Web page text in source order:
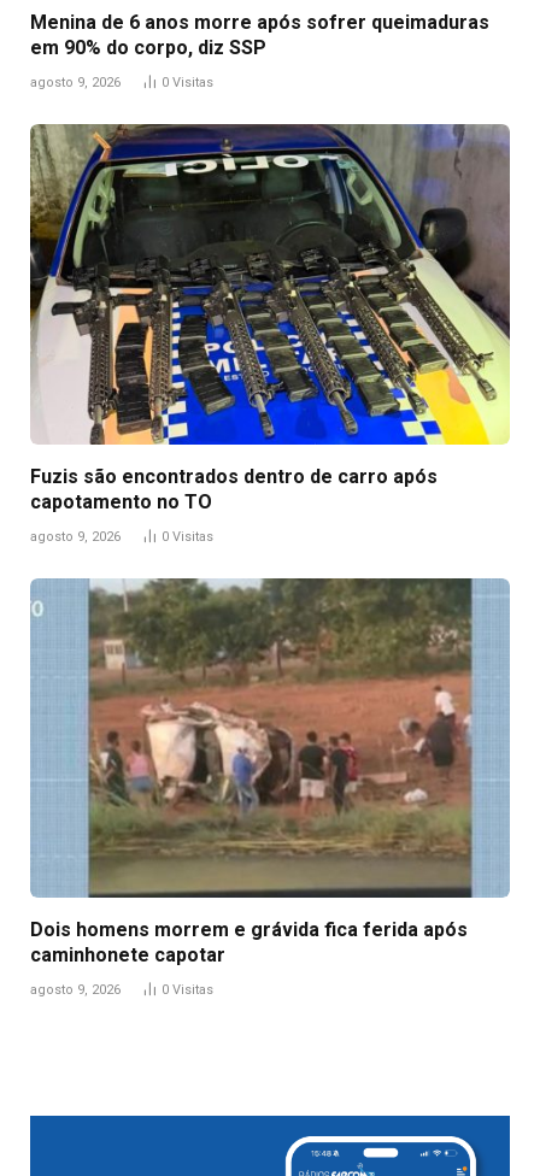
Menina de 6 anos morre após sofrer queimaduras
em 90% do corpo, diz SSP
agosto 9, 2026 0 Visitas
Fuzis são encontrados dentro de carro após
capotamento no TO
agosto 9, 2026 0 Visitas
Dois homens morrem e grávida fica ferida após
caminhonete capotar
agosto 9, 2026 0 Visitas